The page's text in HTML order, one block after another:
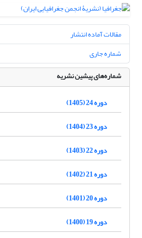
مقالات آماده انتشار
شماره جاری
شماره‌های پیشین نشریه
دوره 24 (1405)
دوره 23 (1404)
دوره 22 (1403)
دوره 21 (1402)
دوره 20 (1401)
دوره 19 (1400)